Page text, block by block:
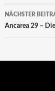
NÄCHSTER
Ancarea 29 –